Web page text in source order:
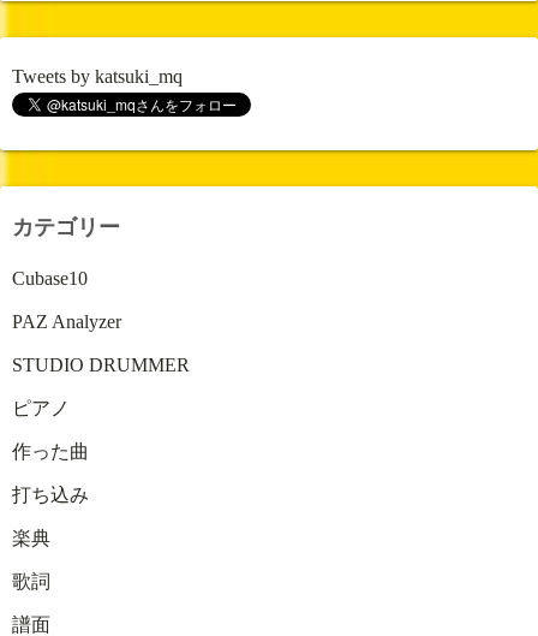
Tweets by katsuki_mq
カテゴリー
Cubase10
PAZ Analyzer
STUDIO DRUMMER
ピアノ
作った曲
打ち込み
楽典
歌詞
譜面